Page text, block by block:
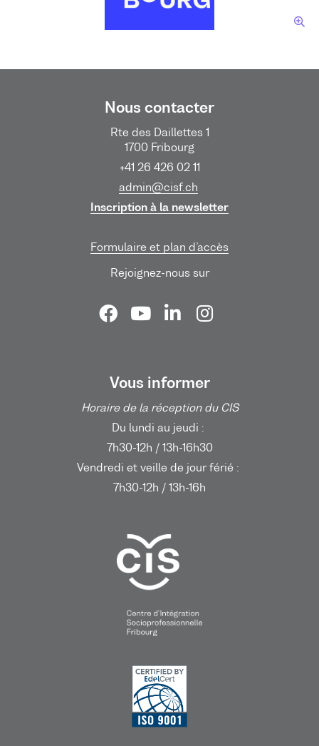
Nous contacter
Rte des Daillettes 1
1700 Fribourg
+41 26 426 02 11
admin@cisf.ch
Inscription à la newsletter
Formulaire et plan d’accès
Rejoignez-nous sur
Vous informer
Horaire de la réception du CIS
Du lundi au jeudi :
7h30-12h / 13h-16h30
Vendredi et veille de jour férié :
7h30-12h / 13h-16h